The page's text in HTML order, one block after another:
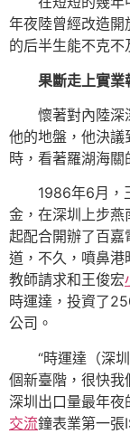
年夜陸曾經改造開
的后半生能不克不
果斷走上實業
懷著對內陸深
他的地盤，他決議
時，看著羅湖海關
1986年6月，
金，在深圳上步
起配合開辦了百
道，不久，噴鼻
教師請求和王俊宏
時運達，投資了
公司。
“時運達（深
個新臺階，很快
深圳出口量最年
交流鐘表業第一張